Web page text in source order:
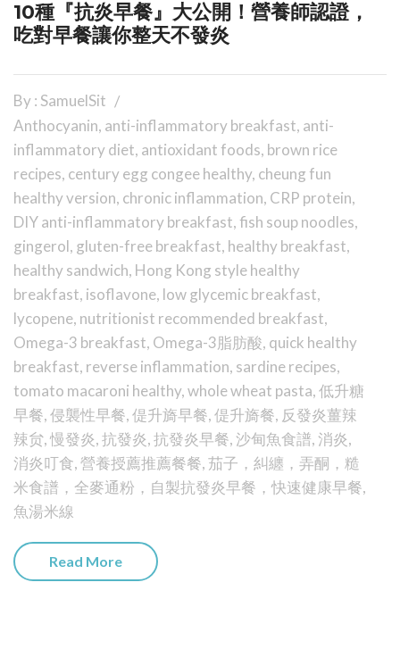
10種『抗炎早餐』大公開！營養師認證，
吃對早餐讓你整天不發炎
By : SamuelSit
Anthocyanin, anti-inflammatory breakfast, anti-
inflammatory diet, antioxidant foods, brown rice
recipes, century egg congee healthy, cheung fun
healthy version, chronic inflammation, CRP protein,
DIY anti-inflammatory breakfast,fish soup noodles,
gingerol, gluten-free breakfast, healthy breakfast,
healthy sandwich, Hong Kong style healthy
breakfast, isoflavone, low glycemic breakfast,
lycopene, nutritionist recommended breakfast,
Omega-3 breakfast, Omega-3脂肪酸, quick healthy
breakfast, reverse inflammation, sardine recipes,
tomato macaroni healthy,whole wheat pasta,低升糖
早餐,侵襲性早餐,偍升旖早餐,偍升旖餐, 反發炎薑辣
辣贠,慢發炎,抗發炎,抗發炎早餐, 沙甸魚食譜, 消炎,
消炎叮食,營養授薦推薦餐餐,茄子，糾纏，弄酮，糙
米食譜，全麥通粉，自製抗發炎早餐，快速健康早餐,
魚湯米線
Read More